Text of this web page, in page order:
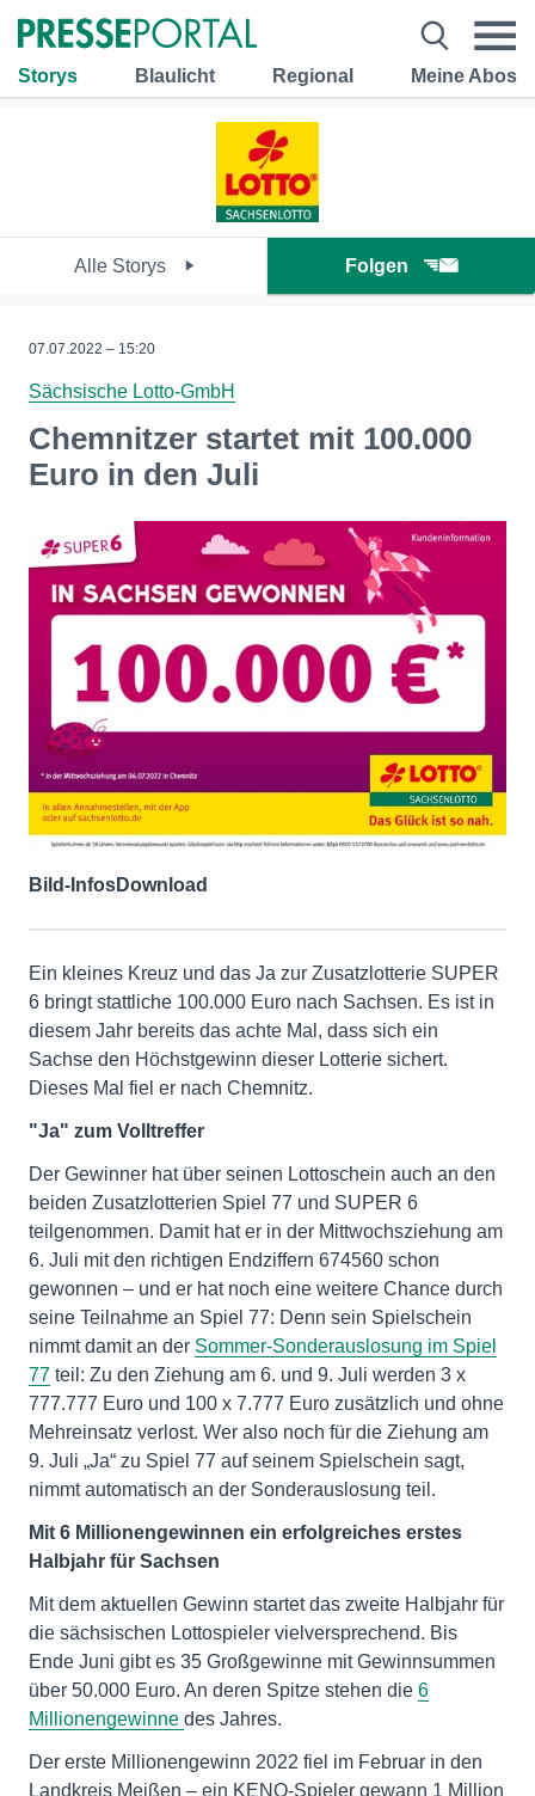
Storys Blaulicht Regional Meine Abos
Alle Storys Folgen
07.07.2022 – 15:20
Sächsische Lotto-GmbH
Chemnitzer startet mit 100.000
Euro in den Juli
Bild-InfosDownload
Ein kleines Kreuz und das Ja zur Zusatzlotterie SUPER
6 bringt stattliche 100.000 Euro nach Sachsen. Es ist in
diesem Jahr bereits das achte Mal, dass sich ein
Sachse den Höchstgewinn dieser Lotterie sichert.
Dieses Mal fiel er nach Chemnitz.
"Ja" zum Volltreffer
Der Gewinner hat über seinen Lottoschein auch an den
beiden Zusatzlotterien Spiel 77 und SUPER 6
teilgenommen. Damit hat er in der Mittwochsziehung am
6. Juli mit den richtigen Endziffern 674560 schon
gewonnen – und er hat noch eine weitere Chance durch
seine Teilnahme an Spiel 77: Denn sein Spielschein
nimmt damit an der Sommer-Sonderauslosung im Spiel
77 teil: Zu den Ziehung am 6. und 9. Juli werden 3 x
777.777 Euro und 100 x 7.777 Euro zusätzlich und ohne
Mehreinsatz verlost. Wer also noch für die Ziehung am
9. Juli „Ja“ zu Spiel 77 auf seinem Spielschein sagt,
nimmt automatisch an der Sonderauslosung teil.
Mit 6 Millionengewinnen ein erfolgreiches erstes
Halbjahr für Sachsen
Mit dem aktuellen Gewinn startet das zweite Halbjahr für
die sächsischen Lottospieler vielversprechend. Bis
Ende Juni gibt es 35 Großgewinne mit Gewinnsummen
über 50.000 Euro. An deren Spitze stehen die 6
Millionengewinne des Jahres.
Der erste Millionengewinn 2022 fiel im Februar in den
Landkreis Meißen – ein KENO-Spieler gewann 1 Million